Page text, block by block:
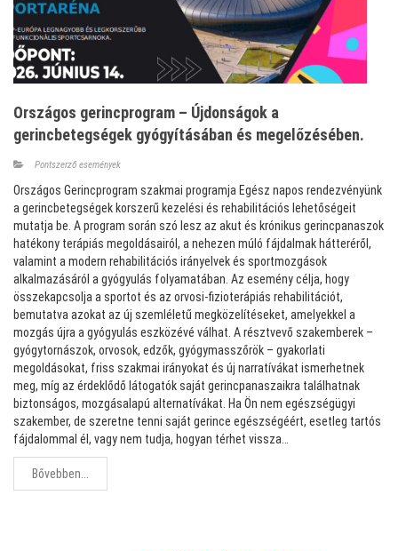
Országos gerincprogram – Újdonságok a
gerincbetegségek gyógyításában és megelőzésében.
Pontszerző események
Országos Gerincprogram szakmai programja Egész napos rendezvényünk
a gerincbetegségek korszerű kezelési és rehabilitációs lehetőségeit
mutatja be. A program során szó lesz az akut és krónikus gerincpanaszok
hatékony terápiás megoldásairól, a nehezen múló fájdalmak hátteréről,
valamint a modern rehabilitációs irányelvek és sportmozgások
alkalmazásáról a gyógyulás folyamatában. Az esemény célja, hogy
összekapcsolja a sportot és az orvosi-fizioterápiás rehabilitációt,
bemutatva azokat az új szemléletű megközelítéseket, amelyekkel a
mozgás újra a gyógyulás eszközévé válhat. A résztvevő szakemberek –
gyógytornászok, orvosok, edzők, gyógymasszőrök – gyakorlati
megoldásokat, friss szakmai irányokat és új narratívákat ismerhetnek
meg, míg az érdeklődő látogatók saját gerincpanaszaikra találhatnak
biztonságos, mozgásalapú alternatívákat. Ha Ön nem egészségügyi
szakember, de szeretne tenni saját gerince egészségéért, esetleg tartós
fájdalommal él, vagy nem tudja, hogyan térhet vissza…
Bővebben...